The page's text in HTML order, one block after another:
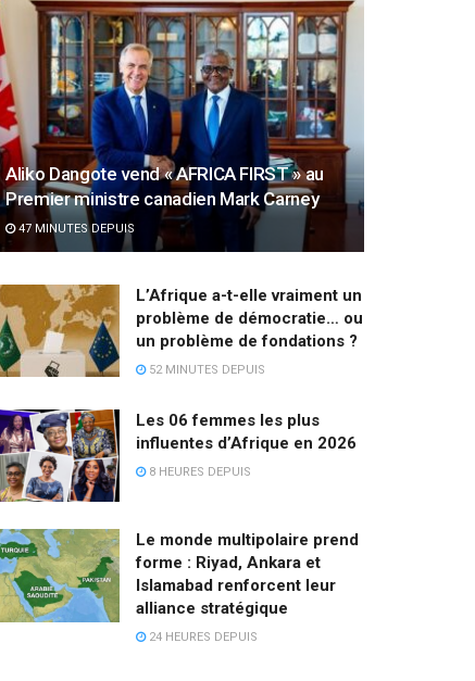
Aliko Dangote vend « AFRICA FIRST » au
Premier ministre canadien Mark Carney
47 MINUTES DEPUIS
L’Afrique a-t-elle vraiment un
problème de démocratie… ou
un problème de fondations ?
52 MINUTES DEPUIS
Les 06 femmes les plus
influentes d’Afrique en 2026
8 HEURES DEPUIS
Le monde multipolaire prend
forme : Riyad, Ankara et
Islamabad renforcent leur
alliance stratégique
24 HEURES DEPUIS